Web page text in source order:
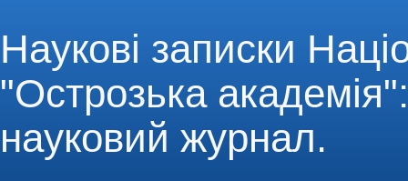
Наукові записки
"Острозька
науковий журнал.